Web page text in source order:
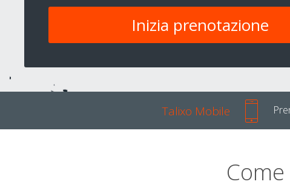
Talixo Mobile